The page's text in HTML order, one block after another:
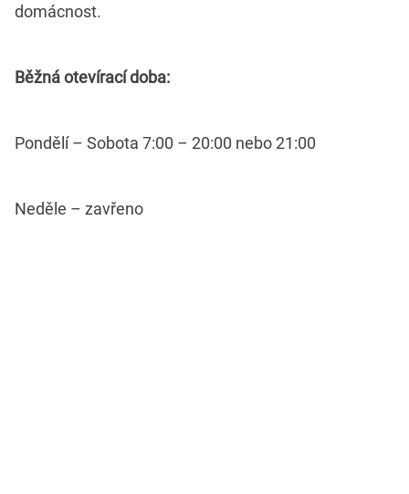
domácnost.
Běžná otevírací doba:
Pondělí – Sobota 7:00 – 20:00 nebo 21:00
Neděle – zavřeno